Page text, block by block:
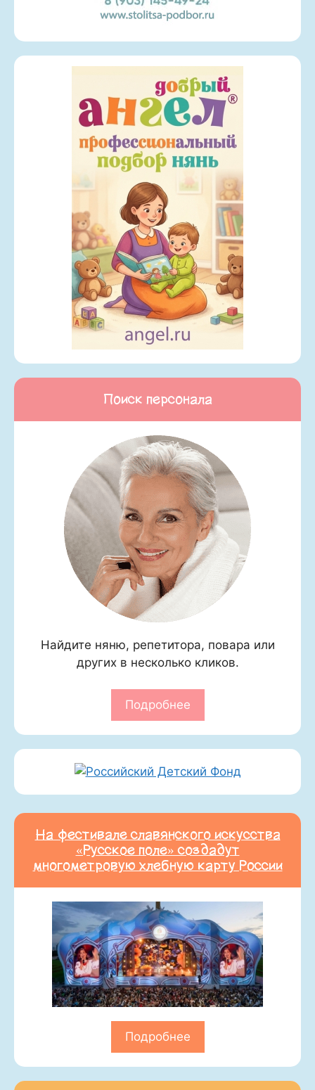
Поиск персонала
Найдите няню, репетитора, повара или
других в несколько кликов.
Подробнее
На фестивале славянского искусства
«Русское поле» создадут
многометровую хлебную карту России
Подробнее